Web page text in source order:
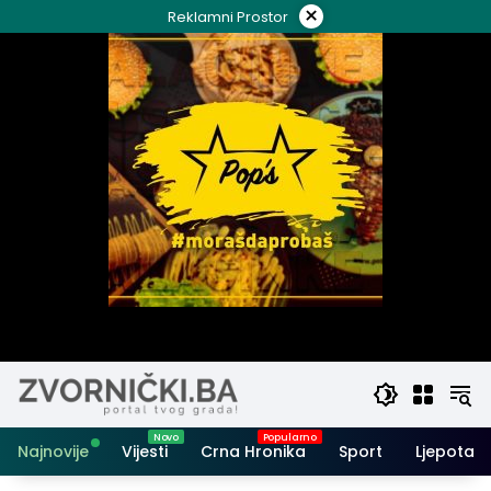
to
Reklamni Prostor ×
Najnovije Vijesti Crna Hronika Sport Ljepota i